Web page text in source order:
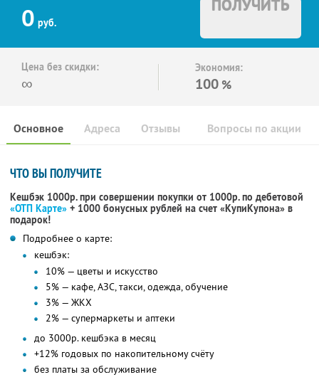
0 руб.
ПОЛУЧИТЬ
Цена без скидки:
∞
Экономия:
100 %
Основное Отзывы Вопросы по акции
Адреса
ЧТО ВЫ ПОЛУЧИТЕ
Кешбэк 1000р. при совершении покупки от 1000р. по дебетовой
«ОТП Карте» + 1000 бонусных рублей на счет «КупиКупона» в
подарок!
Подробнее о карте:
кешбэк:
10% — цветы и искусство
5% — кафе, АЗС, такси, одежда, обучение
3% — ЖКХ
2% — супермаркеты и аптеки
до 3000р. кешбэка в месяц
+12% годовых по накопительному счёту
без платы за обслуживание